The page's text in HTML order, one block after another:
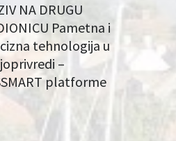
NA DRUGU
Pametna i
tehnologija u
–
platforme